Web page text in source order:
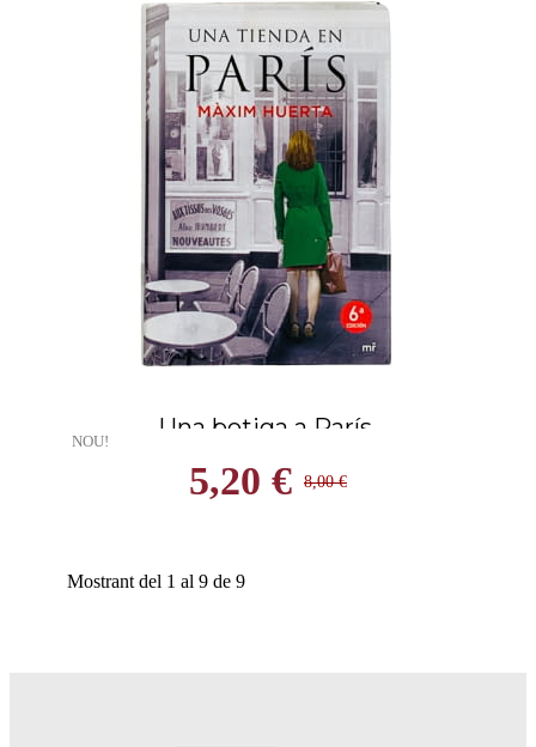
NOU! Una botiga a París.
8,00 €
5,20 €
Mostrant del 1 al 9 de 9